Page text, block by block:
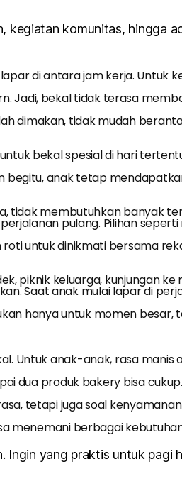
komunitas, hingga
di antara jam kerja. Untuk
Jadi, bekal tidak terasa
dimakan, tidak mudah
bekal spesial di hari
begitu, anak tetap
tidak membutuhkan banyak
pulang. Pilihan
untuk dinikmati bersama
piknik keluarga, kunjungan
Saat anak mulai lapar di
hanya untuk momen besar,
Untuk anak-anak, rasa
dua produk bakery bisa
tetapi juga soal
berbagai
yang praktis untuk pagi